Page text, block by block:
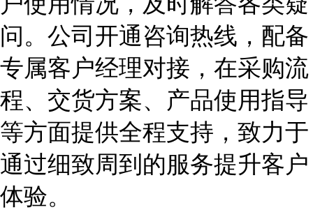
问。公司开通咨询热线，配备
专属客户经理对接，在采购流
程、交货方案、产品使用指导
等方面提供全程支持，致力于
通过细致周到的服务提升客户
体验。